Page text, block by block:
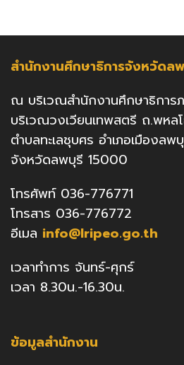
สำนักงานศึกษาธิการจังหวัดล
ณ บริเวณสำนักงานศึกษาธิการ
บริเวณวงเวียนเทพสตรี ถ.พหล
ตำบลทะเลชุบศร อำเภอเมืองลพ
จังหวัดลพบุรี 15000
โทรศัพท์ 036-776771
โทรสาร 036-776772
อีเมล info@lripeo.go.th
เวลาทำการ จันทร์-ศุกร์
เวลา 8.30น.-16.30น.
ข้อมูลสำนักงาน